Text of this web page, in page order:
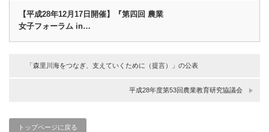
【平成28年12月17日開催】『第四回 農業
女子フォーラム in…
「森里川海をつなぎ、支えていくために（提言）」の公表
平成28年度第53回農業教育研究協議会
トップページに戻る